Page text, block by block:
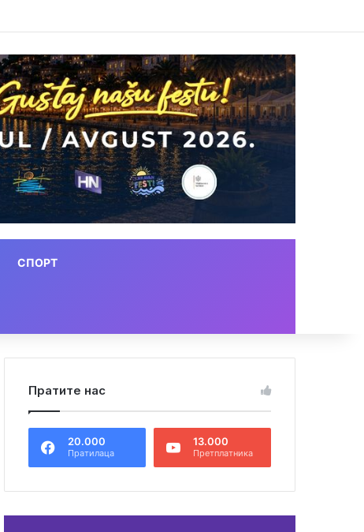
СПОРТ
Пратите нас
20.000
Пратилаца
13.000
Претплатника